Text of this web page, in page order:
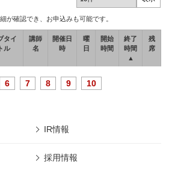
が確認でき、お申込みも可能です。
タイ
トル
講師
名
開催日
時
曜
日
開始
時間
終了
時間
▲
残
席
6 7 8 9 10
IR情報
採用情報